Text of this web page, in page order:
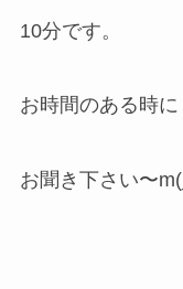
10分です。
お時間のある時に
お聞き下さい〜